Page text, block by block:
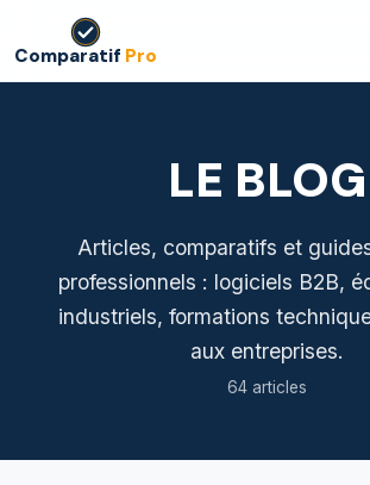
Comparatif Pro
LE BLOG
Articles, comparatifs et
professionnels : logiciels B2B,
industriels, formations
aux entreprises.
64 articles